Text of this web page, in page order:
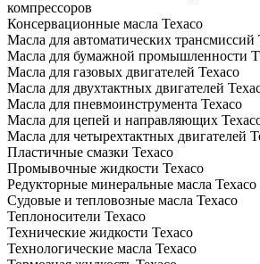
компрессоров
Консервационные масла Texaco
Масла для автоматических трансмиссий
Масла для бумажной промышленности
Масла для газовых двигателей Texaco
Масла для двухтактных двигателей
Масла для пневмоинструмента Texaco
Масла для цепей и направляющих
Масла для четырехтактных двигателей
Пластичные смазки Texaco
Промывочные жидкости Texaco
Редукторные минеральные масла Texaco
Судовые и тепловозные масла Texaco
Теплоносители Texaco
Технические жидкости Texaco
Технологические масла Texaco